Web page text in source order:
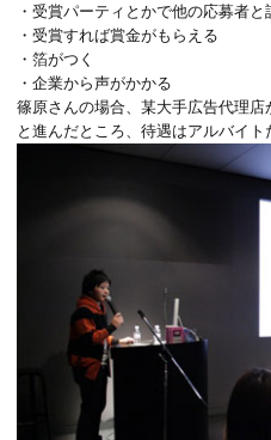
・受賞パーティとかで他の応募者と
・受賞すれば賞金がもらえる
・箔がつく
・企業から声がかかる
篠原さんの場合、某大手広告代理
と進んだところ、待遇はアルバイト